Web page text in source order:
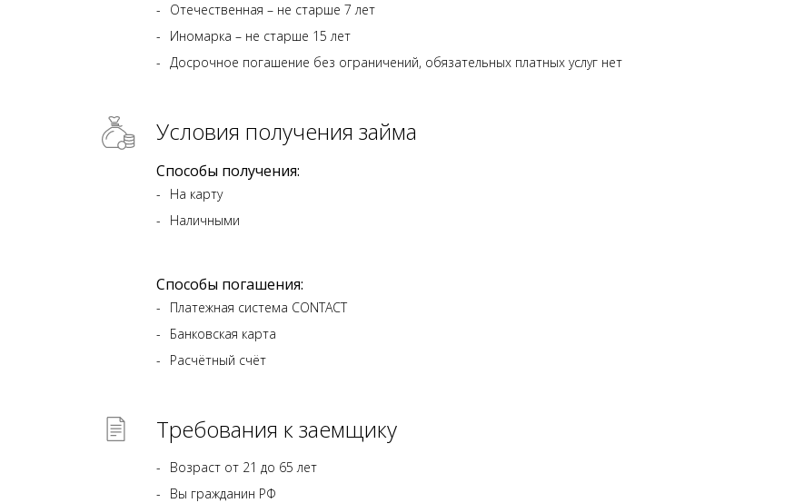
Отечественная – не старше 7 лет
Иномарка – не старше 15 лет
Досрочное погашение без ограничений, обязательных платных услуг нет
Условия получения займа
Способы получения:
На карту
Наличными
Способы погашения:
Платежная система CONTACT
Банковская карта
Расчётный счёт
Требования к заемщику
Возраст от 21 до 65 лет
Вы гражданин РФ